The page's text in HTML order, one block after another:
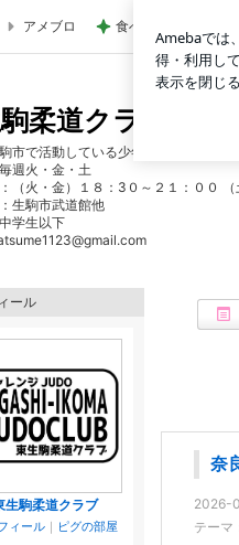
アメブロ 食べないと娘が言っ
柔道クラブ
市で活動している少年柔道クラブです
週火・金・土
（火・金）１８：3０～２１：００
生駒市武道館他
学生以下
奈
2026-
テーマ
ール
生駒柔道クラブ
ィール ｜ ピグの部屋